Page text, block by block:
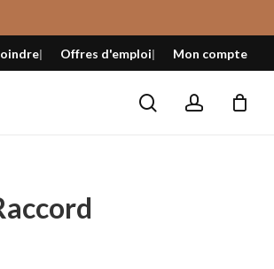
Offres d'emploi Mon compte
searchaccount
Fermer
le
panier